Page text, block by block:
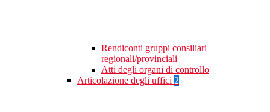
Rendiconti gruppi consiliari
regionali/provinciali
Atti degli organi di controllo
Articolazione degli uffici 2